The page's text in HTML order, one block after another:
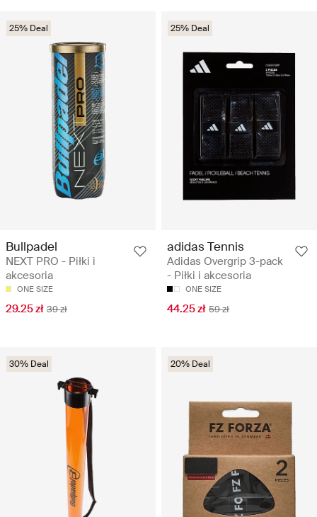
25% Deal
Bullpadel
NEXT PRO - Piłki i
akcesoria
ONE SIZE
29.25 zł 39 zł
25% Deal
adidas Tennis
Adidas Overgrip 3-pack
- Piłki i akcesoria
ONE SIZE
44.25 zł 59 zł
30% Deal 20% Deal